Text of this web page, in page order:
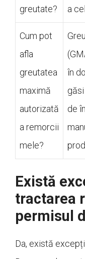
greutate?
a
Cum pot
afla
greutatea
maximă
autorizată
a remorcii
mele?
în
de
Există
tractarea
permisul
Da, există